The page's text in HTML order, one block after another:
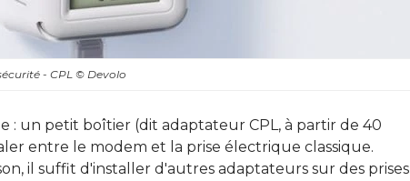
- CPL© Devolo
: un petit boîtier (dit adaptateur CPL, à partir de 40
entre le modem et la prise électrique classique.
il suffit d'installer d'autres adaptateurs sur des prises